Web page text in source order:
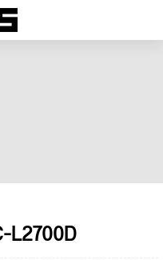
L2700D